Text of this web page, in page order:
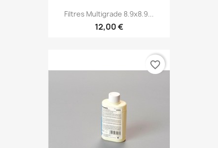
Filtres Multigrade 8.9x8.9...
12,00 €
favorite_border